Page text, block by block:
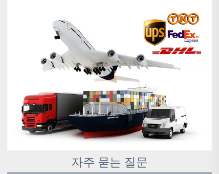
자주 묻는 질문